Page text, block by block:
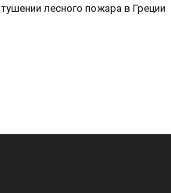
тушении лесного пожара в Греции